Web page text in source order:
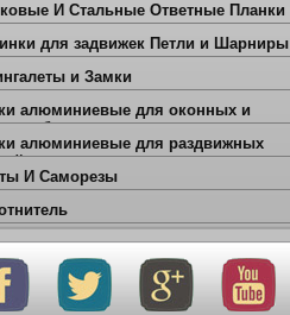
И Стальные Ответные Планки
для задвижек Петли и Шарниры
и Замки
алюминиевые для оконных и
блоков
алюминиевые для раздвижных
И Саморезы